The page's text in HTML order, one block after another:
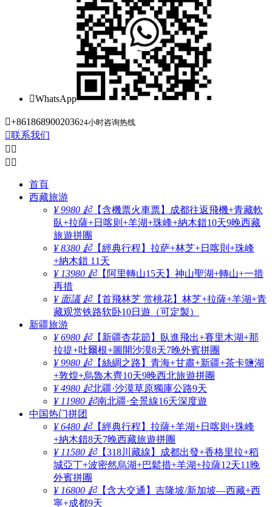
WhatsApp
+861868900203624小时咨询热线
联系我们
 
 
首頁
西藏旅游
¥ 9980 起【含機票火車票】成都往返飛機+青藏軟
臥+拉薩+日喀则+羊湖+珠峰+納木錯10天9晚西藏
旅遊拼團
¥ 8380 起【經典行程】拉萨+林芝+日喀則+珠峰
+納木錯 11天
¥ 13980 起【阿里轉山15天】神山聖湖+轉山+一措
再措
¥ 面議 起【首飛林芝 赏桃花】林芝+拉薩+羊湖+青
藏观赏铁路软卧10日遊（可定製）
新疆旅游
¥ 6980 起【新疆杏花節】臥進飛出+賽里木湖+那
拉提+吐爾根+圖開沙漠8天7晚外賓拼團
¥ 9980 起【絲綢之路】青海+甘肅+新疆+茶卡鹽湖
+敦煌+烏魯木齊10天9晚西北旅遊拼團
¥ 4980 起北疆·沙漠草原獨庫公路9天
¥ 11980 起南北疆·全景線16天深度遊
中国热门拼团
¥ 6480 起【經典行程】拉薩+羊湖+日喀则+珠峰
+納木錯8天7晚西藏旅遊拼團
¥ 11580 起【318川藏線】成都出發+香格里拉+稻
城亞丁+波密然烏湖+巴鬆措+羊湖+拉薩12天11晚
外賓拼團
¥ 16800 起【含大交通】吉隆坡/新加坡—西藏+西
寧+成都9天